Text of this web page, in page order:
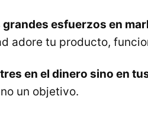
grandes esfuerzos en
adore tu producto,
en el dinero sino en
un objetivo.